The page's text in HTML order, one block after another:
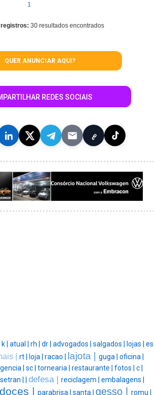
1
registros: 30 resultados encontrados
QUER ANUNCIAR AQUI?
REDES SOCIAIS
k | atual | rh | dr | advogados | salgados | lojas | es
| rt | loja | racao | lajota | guga | oficina |
| sc | tornearia | restaurante | fotos | c |
setran | defesa | reciclagem | embalagens |
| parabrisa | santa | gesso | romu |